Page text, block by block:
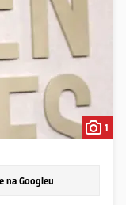
1
na Googleu